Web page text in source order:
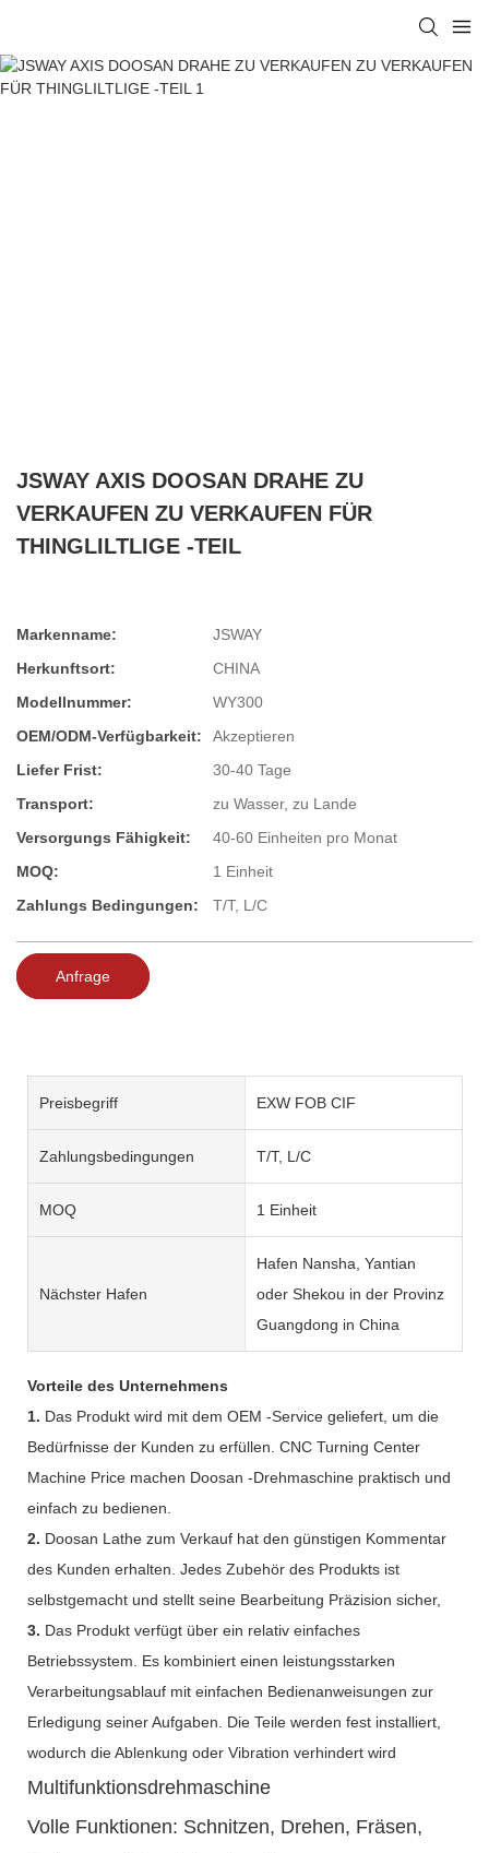
JSWAY AXIS DOOSAN DRAHE ZU
VERKAUFEN ZU VERKAUFEN FÜR
THINGLILTLIGE -TEIL
Markenname:
JSWAY
Herkunftsort:
CHINA
Modellnummer:
WY300
OEM/ODM-Verfügbarkeit:
Akzeptieren
Liefer Frist:
30-40 Tage
Transport:
zu Wasser, zu Lande
Versorgungs Fähigkeit:
40-60 Einheiten pro Monat
MOQ:
1 Einheit
Zahlungs Bedingungen:
T/T, L/C
Anfrage
Preisbegriff EXW FOB CIF
Zahlungsbedingungen T/T, L/C
MOQ 1 Einheit
Nächster Hafen
Hafen Nansha, Yantian
oder Shekou in der Provinz
Guangdong in China
Vorteile des Unternehmens
1. Das Produkt wird mit dem OEM -Service geliefert, um die
Bedürfnisse der Kunden zu erfüllen. CNC Turning Center
Machine Price machen Doosan -Drehmaschine praktisch und
einfach zu bedienen.
2. Doosan Lathe zum Verkauf hat den günstigen Kommentar
des Kunden erhalten. Jedes Zubehör des Produkts ist
selbstgemacht und stellt seine Bearbeitung Präzision sicher,
3. Das Produkt verfügt über ein relativ einfaches
Betriebssystem. Es kombiniert einen leistungsstarken
Verarbeitungsablauf mit einfachen Bedienanweisungen zur
Erledigung seiner Aufgaben. Die Teile werden fest installiert,
wodurch die Ablenkung oder Vibration verhindert wird
Multifunktionsdrehmaschine
Volle Funktionen: Schnitzen, Drehen, Fräsen,